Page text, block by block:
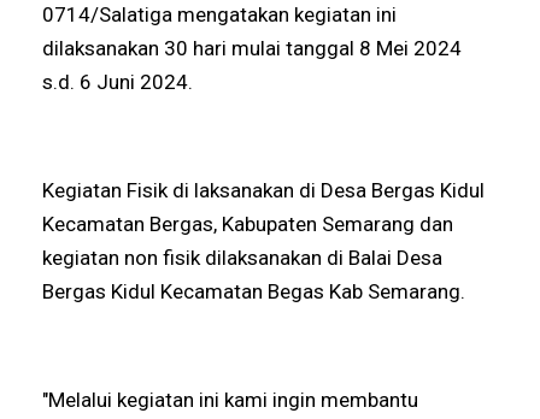
0714/Salatiga mengatakan kegiatan ini
dilaksanakan 30 hari mulai tanggal 8 Mei 2024
s.d. 6 Juni 2024.
Kegiatan Fisik di laksanakan di Desa Bergas Kidul
Kecamatan Bergas, Kabupaten Semarang dan
kegiatan non fisik dilaksanakan di Balai Desa
Bergas Kidul Kecamatan Begas Kab Semarang.
"Melalui kegiatan ini kami ingin membantu